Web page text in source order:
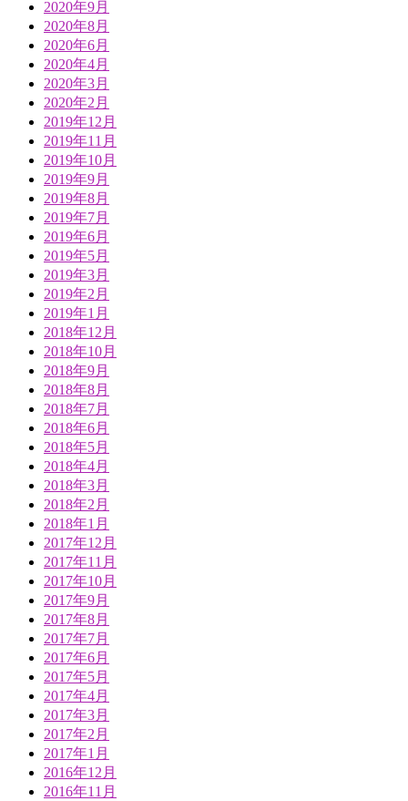
2020年9月
2020年8月
2020年6月
2020年4月
2020年3月
2020年2月
2019年12月
2019年11月
2019年10月
2019年9月
2019年8月
2019年7月
2019年6月
2019年5月
2019年3月
2019年2月
2019年1月
2018年12月
2018年10月
2018年9月
2018年8月
2018年7月
2018年6月
2018年5月
2018年4月
2018年3月
2018年2月
2018年1月
2017年12月
2017年11月
2017年10月
2017年9月
2017年8月
2017年7月
2017年6月
2017年5月
2017年4月
2017年3月
2017年2月
2017年1月
2016年12月
2016年11月